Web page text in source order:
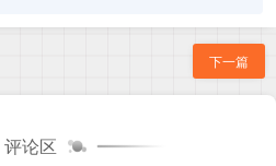
下一篇
评论区